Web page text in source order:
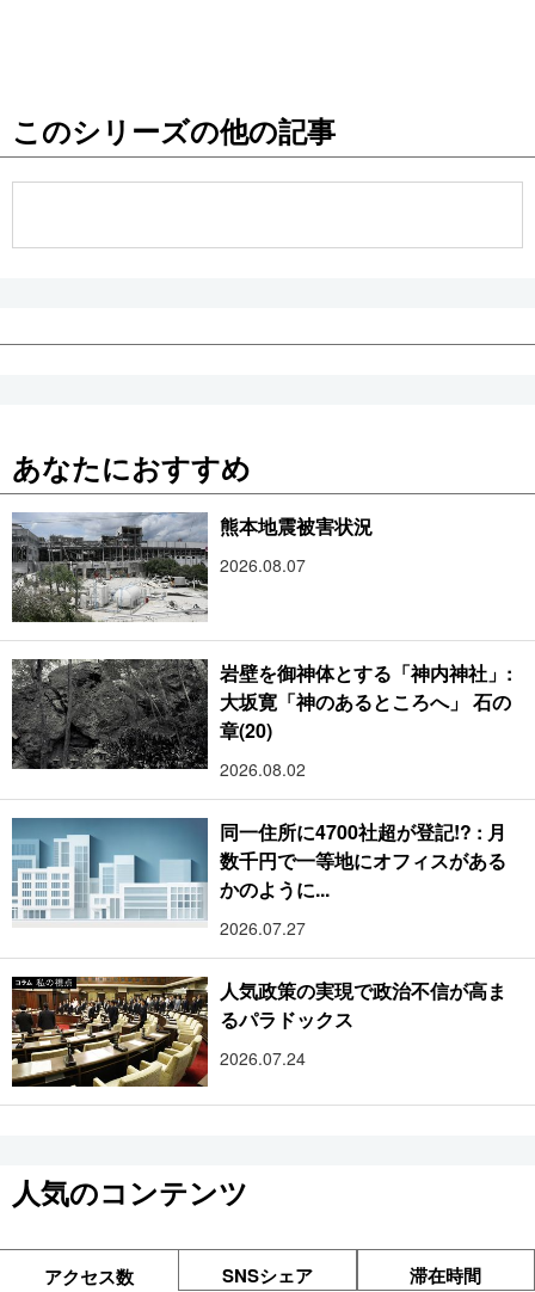
東京
このシリーズの他の記事
あなたにおすすめ
熊本地震被害状況
2026.08.07
岩壁を御神体とする「神内神社」:
大坂寛「神のあるところへ」 石の
章(20)
2026.08.02
同一住所に4700社超が登記!? : 月
数千円で一等地にオフィスがある
かのように...
2026.07.27
人気政策の実現で政治不信が高ま
るパラドックス
2026.07.24
人気のコンテンツ
アクセス数 SNSシェア 滞在時間